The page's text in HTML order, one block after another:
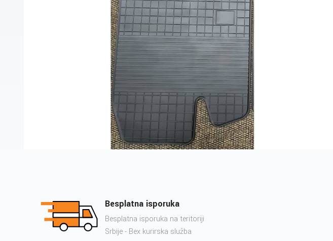
Besplatna isporuka
Besplatna isporuka na teritoriji
Srbije - Bex kurirska služba